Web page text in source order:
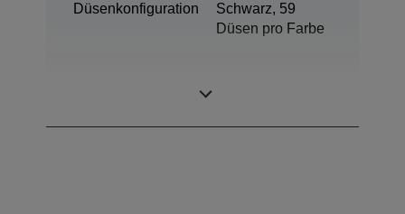
Düsenkonfiguration
Schwarz, 59
Düsen pro Farbe